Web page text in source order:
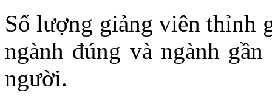
Số lượng giảng viên thỉnh
ngành đúng và ngành
người.